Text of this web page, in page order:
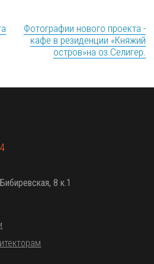
Фотографии нового проекта -
кафе в резиденции «Княжий
остров»на оз.Селигер.
8 к.1